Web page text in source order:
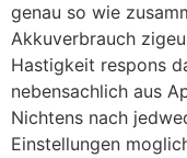
genau so wie
Akkuverbrauch
Hastigkeit respons
nebensachlich aus
Nichtens nach
Einstellungen